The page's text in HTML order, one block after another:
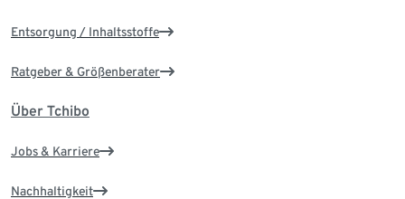
Entsorgung / Inhaltsstoffe
Ratgeber & Größenberater
Über Tchibo
Jobs & Karriere
Nachhaltigkeit